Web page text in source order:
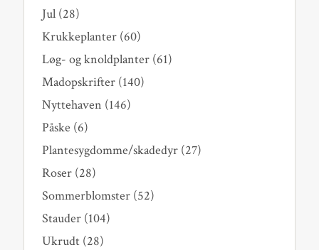
Jul(28)
Krukkeplanter(60)
Løg- og knoldplanter(61)
Madopskrifter(140)
Nyttehaven (146)
Påske (6)
Plantesygdomme/skadedyr(27)
Roser(28)
Sommerblomster(52)
Stauder(104)
Ukrudt(28)